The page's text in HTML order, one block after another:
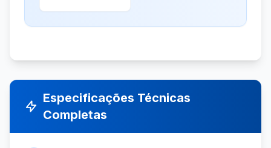
Especificações Técnicas
Completas